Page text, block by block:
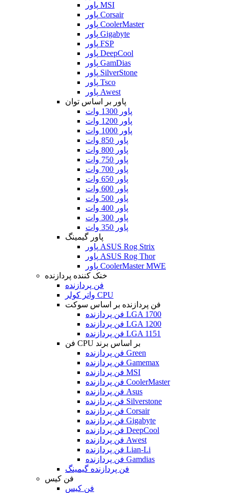
پاور MSI
پاور Corsair
پاور CoolerMaster
پاور Gigabyte
پاور FSP
پاور DeepCool
پاور GamDias
پاور SilverStone
پاور Tsco
پاور Awest
پاور بر اساس توان
پاور 1300 وات
پاور 1200 وات
پاور 1000 وات
پاور 850 وات
پاور 800 وات
پاور 750 وات
پاور 700 وات
پاور 650 وات
پاور 600 وات
پاور 500 وات
پاور 400 وات
پاور 300 وات
پاور 350 وات
پاور گیمینگ
پاور ASUS Rog Strix
پاور ASUS Rog Thor
پاور CoolerMaster MWE
خنک کننده پردازنده
فن پردازنده
واتر کولر CPU
فن پردازنده بر اساس سوکت
فن پردازنده LGA 1700
فن پردازنده LGA 1200
فن پردازنده LGA 1151
فن CPU بر اساس برند
فن پردازنده Green
فن پردازنده Gamemax
فن پردازنده MSI
فن پردازنده CoolerMaster
فن پردازنده Asus
فن پردازنده Silverstone
فن پردازنده Corsair
فن پردازنده Gigabyte
فن پردازنده DeepCool
فن پردازنده Awest
فن پردازنده Lian-Li
فن پردازنده Gamdias
فن پردازنده گیمینگ
فن کیس
فن کیس